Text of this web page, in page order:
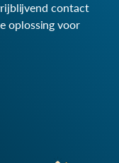
contact
oplossing voor